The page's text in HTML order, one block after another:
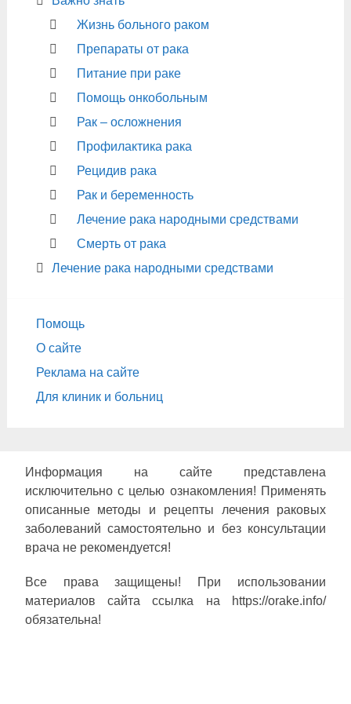
Жизнь больного раком
Препараты от рака
Питание при раке
Помощь онкобольным
Рак – осложнения
Профилактика рака
Рецидив рака
Рак и беременность
Лечение рака народными средствами
Смерть от рака
Лечение рака народными средствами
Помощь
О сайте
Реклама на сайте
Для клиник и больниц
Информация на сайте представлена
исключительно с целью ознакомления! Применять
описанные методы и рецепты лечения раковых
заболеваний самостоятельно и без консультации
врача не рекомендуется!
Все права защищены! При использовании
материалов сайта ссылка на https://orake.info/
обязательна!